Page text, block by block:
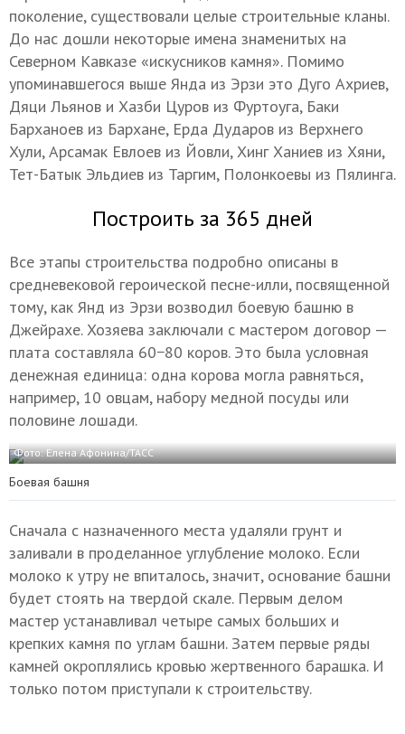
поколение, существовали целые строительные кланы.
До нас дошли некоторые имена знаменитых на
Северном Кавказе «искусников камня». Помимо
упоминавшегося выше Янда из Эрзи это Дуго Ахриев,
Дяци Льянов и Хазби Цуров из Фуртоуга, Баки
Барханоев из Бархане, Ерда Дударов из Верхнего
Хули, Арсамак Евлоев из Йовли, Хинг Ханиев из Хяни,
Тет-Батык Эльдиев из Таргим, Полонкоевы из Пялинга.
Построить за 365 дней
Все этапы строительства подробно описаны в
средневековой героической песне-илли, посвященной
тому, как Янд из Эрзи возводил боевую башню в
Джейрахе. Хозяева заключали с мастером договор —
плата составляла 60−80 коров. Это была условная
денежная единица: одна корова могла равняться,
например, 10 овцам, набору медной посуды или
половине лошади.
Фото: Елена Афонина/ТАСС
Боевая башня
Сначала с назначенного места удаляли грунт и
заливали в проделанное углубление молоко. Если
молоко к утру не впиталось, значит, основание башни
будет стоять на твердой скале. Первым делом
мастер устанавливал четыре самых больших и
крепких камня по углам башни. Затем первые ряды
камней окроплялись кровью жертвенного барашка. И
только потом приступали к строительству.